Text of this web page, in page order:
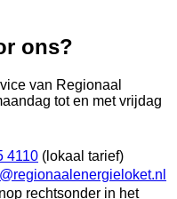
ons?
van Regionaal
tot en met vrijdag
4110 (lokaal tarief)
rechtsonder in het